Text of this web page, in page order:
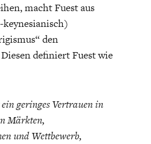
macht Fuest aus
den
definiert Fuest wie
ein geringes Vertrauen in
Märkten,
und Wettbewerb,